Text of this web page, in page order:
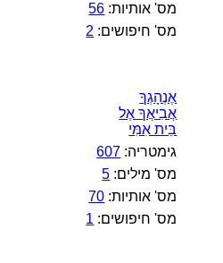
מס' אותיות: 56
מס' חיפושים: 2
אֶנְהָגְךָ
אֲבִיאֲךָ אֶל
בֵּית אִמִּי
גימטריה: 607
מס' מילים: 5
מס' אותיות: 70
מס' חיפושים: 1